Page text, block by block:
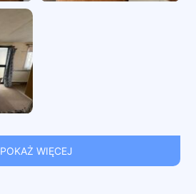
POKAŻ WIĘCEJ